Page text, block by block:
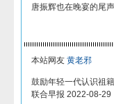
唐振辉也在晚宴的尾
本站网友 黄老邪
鼓励年轻一代认识祖
联合早报 2022-08-29